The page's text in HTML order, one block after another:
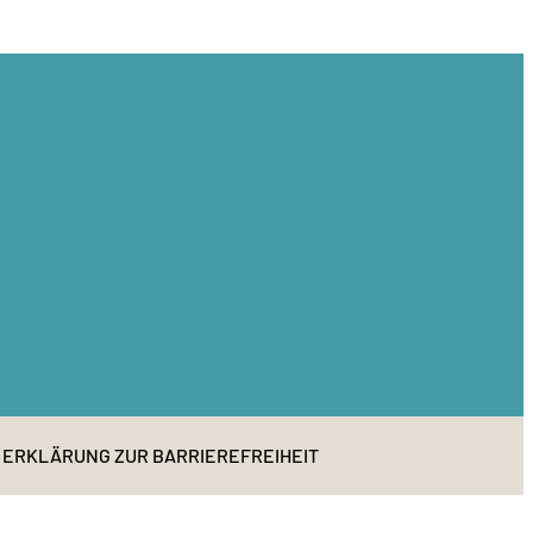
ERKLÄRUNG ZUR BARRIEREFREIHEIT